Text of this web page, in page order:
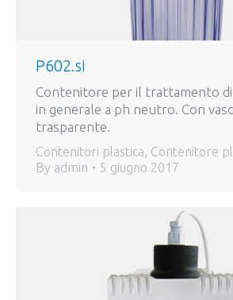
P602.si
Contenitore per il trattamento di
in generale a ph neutro. Con
trasparente.
Contenitori plastica, Contenitore
By admin 5 giugno 2017